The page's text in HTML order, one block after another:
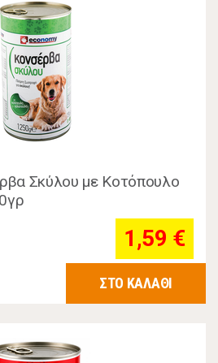
Σκύλου με Κοτόπουλο
1,59 €
ΣΤΟ ΚΑΛΑΘΙ